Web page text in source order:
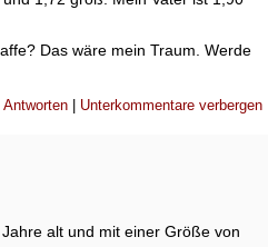
Das wäre mein Traum. Werde
Antworten Unterkommentare verbergen
alt und mit einer Größe von